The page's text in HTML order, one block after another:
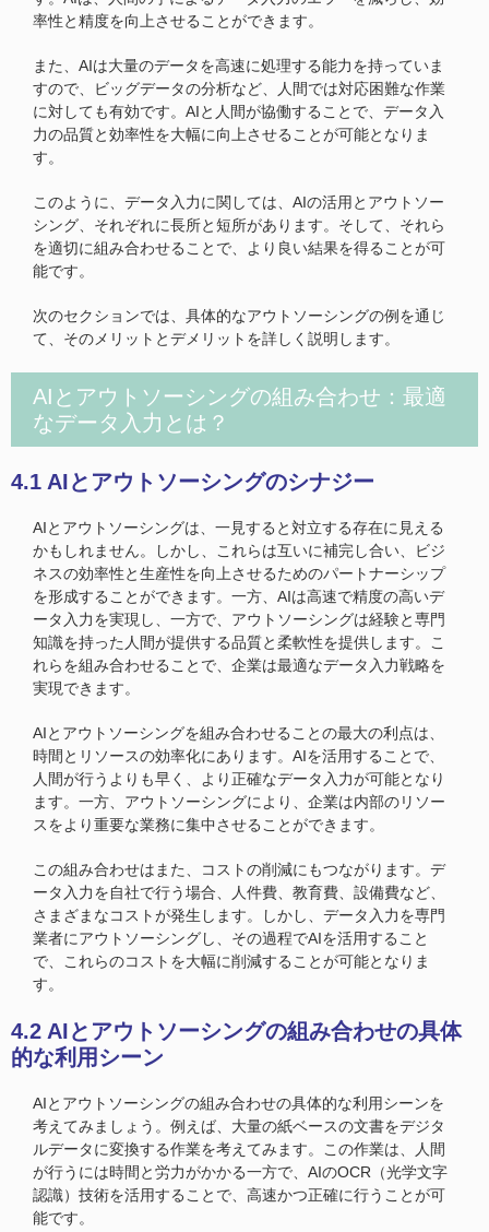
率性と精度を向上させることができます。
また、AIは大量のデータを高速に処理する能力を持っていま
すので、ビッグデータの分析など、人間では対応困難な作業
に対しても有効です。AIと人間が協働することで、データ入
力の品質と効率性を大幅に向上させることが可能となりま
す。
このように、データ入力に関しては、AIの活用とアウトソー
シング、それぞれに長所と短所があります。そして、それら
を適切に組み合わせることで、より良い結果を得ることが可
能です。
次のセクションでは、具体的なアウトソーシングの例を通じ
て、そのメリットとデメリットを詳しく説明します。
AIとアウトソーシングの組み合わせ：最適
なデータ入力とは？
4.1 AIとアウトソーシングのシナジー
AIとアウトソーシングは、一見すると対立する存在に見える
かもしれません。しかし、これらは互いに補完し合い、ビジ
ネスの効率性と生産性を向上させるためのパートナーシップ
を形成することができます。一方、AIは高速で精度の高いデ
ータ入力を実現し、一方で、アウトソーシングは経験と専門
知識を持った人間が提供する品質と柔軟性を提供します。こ
れらを組み合わせることで、企業は最適なデータ入力戦略を
実現できます。
AIとアウトソーシングを組み合わせることの最大の利点は、
時間とリソースの効率化にあります。AIを活用することで、
人間が行うよりも早く、より正確なデータ入力が可能となり
ます。一方、アウトソーシングにより、企業は内部のリソー
スをより重要な業務に集中させることができます。
この組み合わせはまた、コストの削減にもつながります。デ
ータ入力を自社で行う場合、人件費、教育費、設備費など、
さまざまなコストが発生します。しかし、データ入力を専門
業者にアウトソーシングし、その過程でAIを活用すること
で、これらのコストを大幅に削減することが可能となりま
す。
4.2 AIとアウトソーシングの組み合わせの具体
的な利用シーン
AIとアウトソーシングの組み合わせの具体的な利用シーンを
考えてみましょう。例えば、大量の紙ベースの文書をデジタ
ルデータに変換する作業を考えてみます。この作業は、人間
が行うには時間と労力がかかる一方で、AIのOCR（光学文字
認識）技術を活用することで、高速かつ正確に行うことが可
能です。